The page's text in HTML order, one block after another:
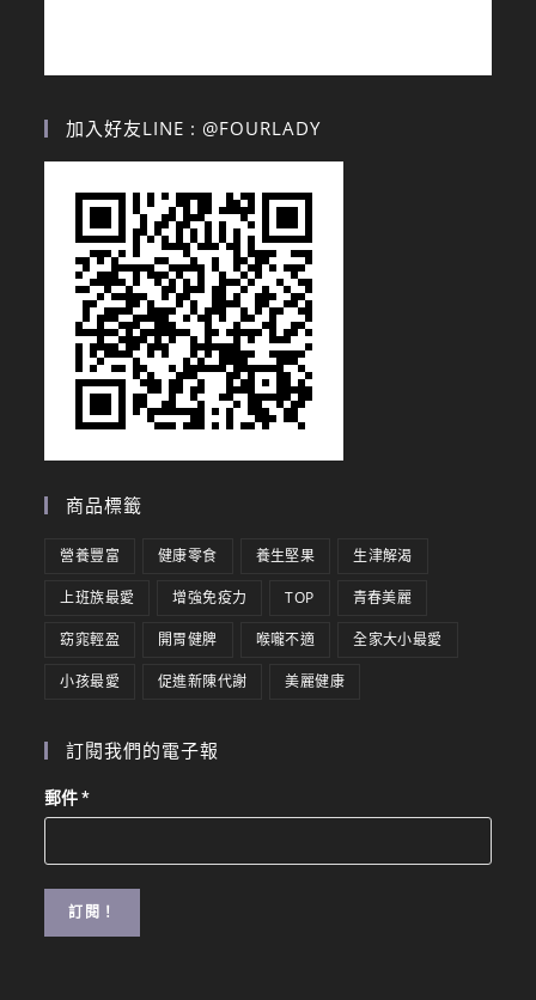
加入好友LINE : @FOURLADY
商品標籤
營養豐富 健康零食 養生堅果 生津解渴
上班族最愛 增強免疫力 TOP 青春美麗
窈窕輕盈 開胃健脾 喉嚨不適 全家大小最愛
小孩最愛 促進新陳代謝 美麗健康
訂閱我們的電子報
郵件*